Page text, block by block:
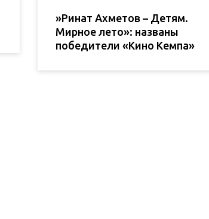
»Ринат Ахметов – Детям.
Мирное лето»: названы
победители «Кино Кемпа»